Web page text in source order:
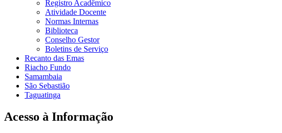
Registro Acadêmico
Atividade Docente
Normas Internas
Biblioteca
Conselho Gestor
Boletins de Serviço
Recanto das Emas
Riacho Fundo
Samambaia
São Sebastião
Taguatinga
Acesso à Informação